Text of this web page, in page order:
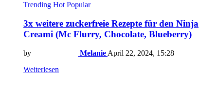
Trending Hot Popular
3x weitere zuckerfreie Rezepte für den Ninja
Creami (Mc Flurry, Chocolate, Blueberry)
by Melanie April 22, 2024, 15:28
Weiterlesen